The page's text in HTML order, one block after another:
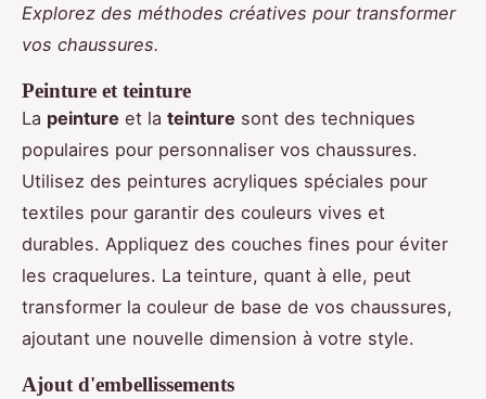
Explorez des méthodes créatives pour transformer
vos chaussures.
Peinture et teinture
La peinture et la teinture sont des techniques
populaires pour personnaliser vos chaussures.
Utilisez des peintures acryliques spéciales pour
textiles pour garantir des couleurs vives et
durables. Appliquez des couches fines pour éviter
les craquelures. La teinture, quant à elle, peut
transformer la couleur de base de vos chaussures,
ajoutant une nouvelle dimension à votre style.
Ajout d'embellissements